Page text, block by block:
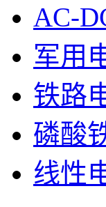
AC-
军用
铁路
磷酸
线性